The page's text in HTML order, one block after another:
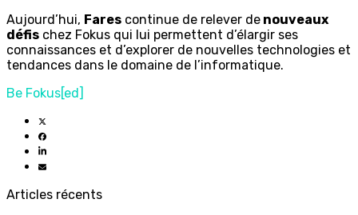
Aujourd’hui, Fares continue de relever de nouveaux
défis chez Fokus qui lui permettent d’élargir ses
connaissances et d’explorer de nouvelles technologies et
tendances dans le domaine de l’informatique.
Be Fokus[ed]
Articles récents